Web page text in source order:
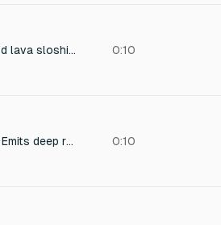
Deep volcanic rumble with rhythmic, wet, boiling liquid lava sloshing sounds. Layered with heavy rock-grinding and tectonic shifting as the stone plates move. Add intense, fiery crackling, heat haze sizzling, and distant volcanic explosions for depth. Low-frequency monster breathe and occasional molten burbles. High-quality, cinematic, immersive ambient creature soundscape. 0:10
A massive stone golem with heavy, solid movement. Emits deep rock grinding, hard impacts, and dense stone shifting. Layered with low-frequency rumble, cracking rock, and debris movement. Movements feel slow, powerful, and grounded, like huge boulders colliding. No magical tones, only raw earth and weight. The sound is heavy, solid, and impactful, avoiding sharp or high-pitched elements. 0:10